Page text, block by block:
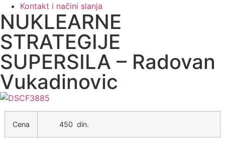
Kontakt i načini slanja
NUKLEARNE
STRATEGIJE
SUPERSILA – Radovan
Vukadinovic
Cena 450 din.